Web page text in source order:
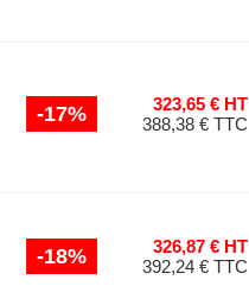
-17%
323,65 € HT
388,38 € TTC
-18%
326,87 € HT
392,24 € TTC